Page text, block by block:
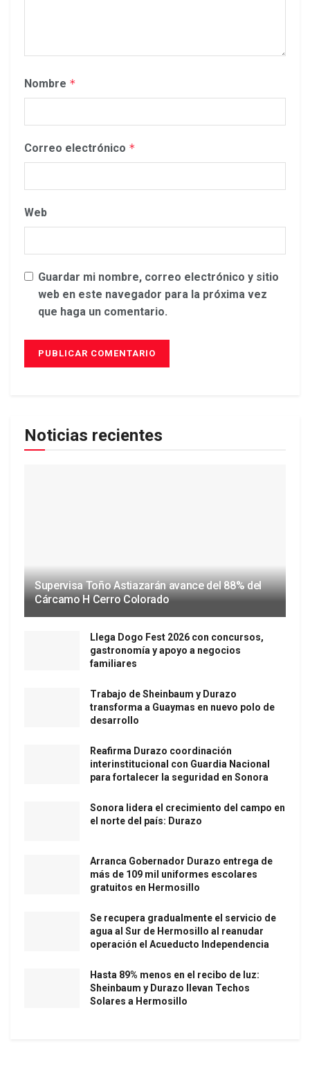
Nombre *
Correo electrónico *
Web
Guardar mi nombre, correo electrónico y sitio
web en este navegador para la próxima vez
que haga un comentario.
Noticias recientes
Supervisa Toño Astiazarán avance del 88% del
Cárcamo H Cerro Colorado
Llega Dogo Fest 2026 con concursos,
gastronomía y apoyo a negocios
familiares
Trabajo de Sheinbaum y Durazo
transforma a Guaymas en nuevo polo de
desarrollo
Reafirma Durazo coordinación
interinstitucional con Guardia Nacional
para fortalecer la seguridad en Sonora
Sonora lidera el crecimiento del campo en
el norte del país: Durazo
Arranca Gobernador Durazo entrega de
más de 109 mil uniformes escolares
gratuitos en Hermosillo
Se recupera gradualmente el servicio de
agua al Sur de Hermosillo al reanudar
operación el Acueducto Independencia
Hasta 89% menos en el recibo de luz:
Sheinbaum y Durazo llevan Techos
Solares a Hermosillo